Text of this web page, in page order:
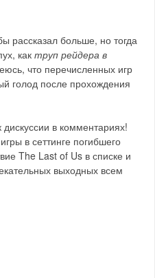
рассказал больше, но тогда
кактруп рейдера в
что перечисленных игр
голод после прохождения
дискуссии в комментариях!
в сеттинге погибшего
The Last of Us в списке и
выходных всем